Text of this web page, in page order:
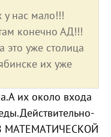
у нас мало!!!
конечно АД!!!
это уже столица
их уже
их около входа
МАТЕМАТИЧЕСКОЙ